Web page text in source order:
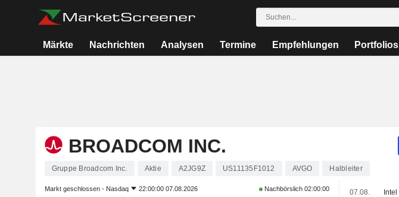
Märkte Nachrichten Analysen Termine Empfehlungen Portfolios
BROADCOM INC.
Gruppe Broadcom Inc. Aktie A2JG9Z US11135F1012 AVGO Halbleiter
Markt geschlossen - Nasdaq 22:00:00 07.08.2026 Nachbörslich02:00:00 07.08.